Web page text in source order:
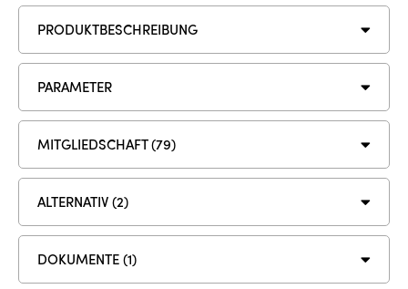
PRODUKTBESCHREIBUNG
PARAMETER
MITGLIEDSCHAFT (79)
ALTERNATIV (2)
DOKUMENTE (1)